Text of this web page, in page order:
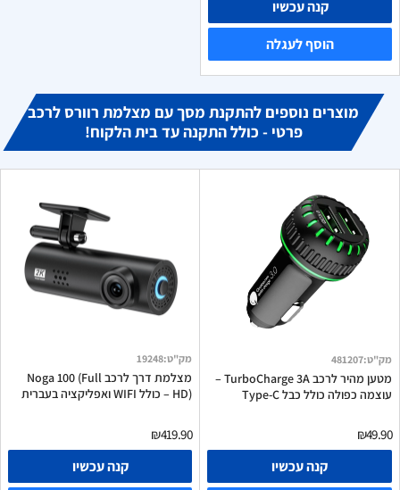
קנה עכשיו
הוסף לעגלה
מוצרים נוספים להתקנת מסך עם מצלמת רוורס לרכב
פרטי - כולל התקנה עד בית הלקוח!
מק"ט:
481207
מטען מהיר לרכב TurboCharge 3A –
עוצמה כפולה כולל כבל Type-C
₪49.90
קנה עכשיו
מק"ט:
19248
מצלמת דרך לרכב Noga 100 (Full
HD) – כולל WIFI ואפליקציה בעברית
₪419.90
קנה עכשיו